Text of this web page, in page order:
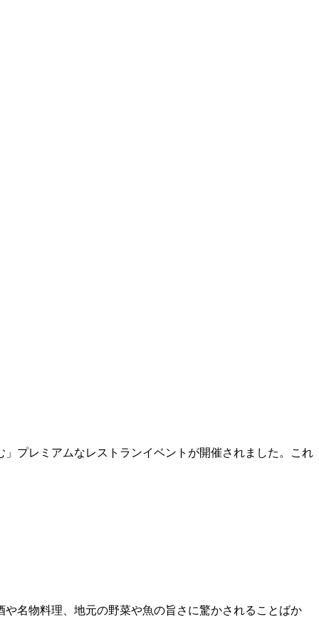
プレミアムなレストランイベントが開催されました。これ
名物料理、地元の野菜や魚の旨さに驚かされることばか